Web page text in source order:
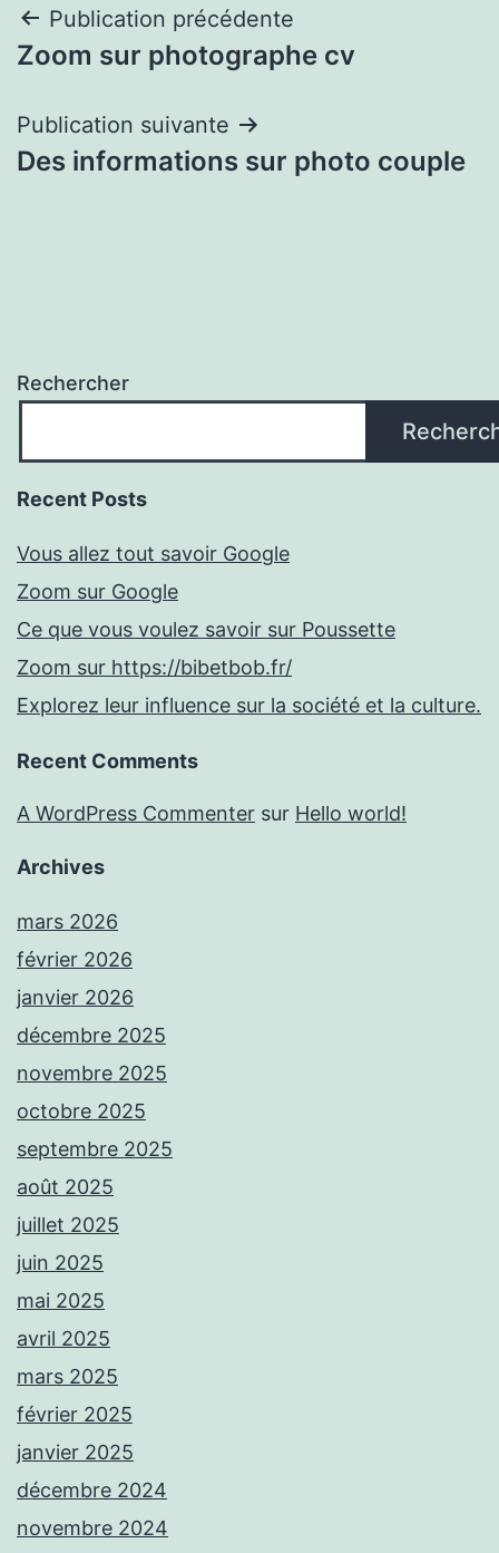
Navigation
de
l’article
Publication précédente
Zoom sur photographe cv
Publication suivante
Des informations sur photo couple
Rechercher
Recent Posts
Vous allez tout savoir Google
Zoom sur Google
Ce que vous voulez savoir sur Poussette
Zoom sur https://bibetbob.fr/
Explorez leur influence sur la société et la culture.
Recent Comments
A WordPress Commenter sur Hello world!
Archives
mars 2026
février 2026
janvier 2026
décembre 2025
novembre 2025
octobre 2025
septembre 2025
août 2025
juillet 2025
juin 2025
mai 2025
avril 2025
mars 2025
février 2025
janvier 2025
décembre 2024
novembre 2024